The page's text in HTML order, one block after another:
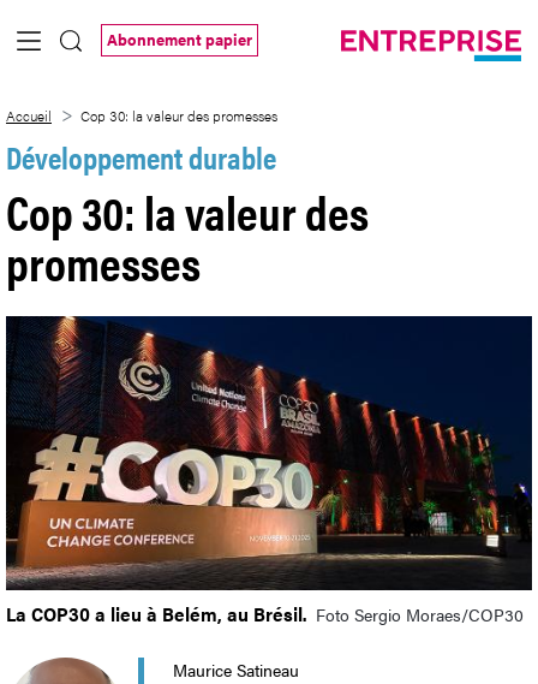
Saut au contenu principal
Abonnement papier
Accueil Cop 30: la valeur des promesses
Développement durable
Cop 30: la valeur des
promesses
La COP30 a lieu à Belém, au Brésil. Foto Sergio Moraes/COP30
Maurice Satineau